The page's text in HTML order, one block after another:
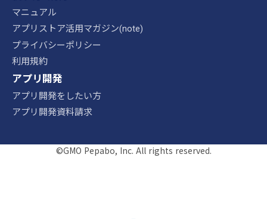
マニュアル
アプリストア活用マガジン(note)
プライバシーポリシー
利用規約
アプリ開発
アプリ開発をしたい方
アプリ開発資料請求
©GMO Pepabo, Inc. All rights reserved.